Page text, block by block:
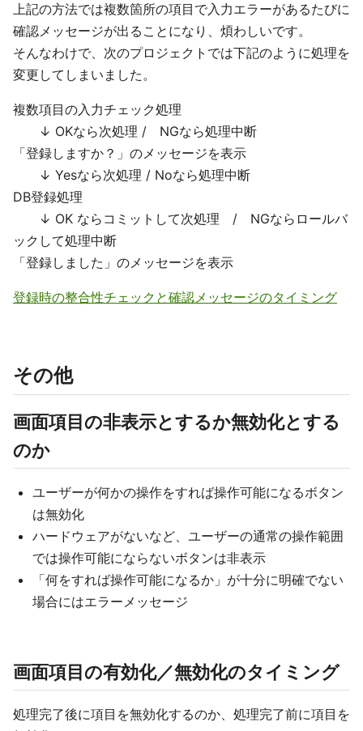
上記の方法では複数箇所の項目で入力エラーがあるたびに
確認メッセージが出ることになり、煩わしいです。
そんなわけで、次のプロジェクトでは下記のように処理を
変更してしまいました。
複数項目の入力チェック処理
↓ OKなら次処理 / NGなら処理中断
「登録しますか？」のメッセージを表示
↓ Yesなら次処理 / Noなら処理中断
DB登録処理
↓ OK ならコミットして次処理 / NGならロールバ
ックして処理中断
「登録しました」のメッセージを表示
登録時の整合性チェックと確認メッセージのタイミング
その他
画面項目の非表示とするか無効化とする
のか
ユーザーが何かの操作をすれば操作可能になるボタン
は無効化
ハードウェアがないなど、ユーザーの通常の操作範囲
では操作可能にならないボタンは非表示
「何をすれば操作可能になるか」が十分に明確でない
場合にはエラーメッセージ
画面項目の有効化／無効化のタイミング
処理完了後に項目を無効化するのか、処理完了前に項目を